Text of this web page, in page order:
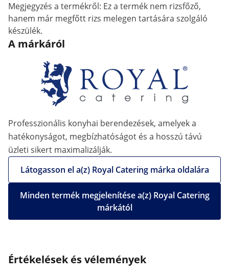
Megjegyzés a termékről: Ez a termék nem rizsfőző,
hanem már megfőtt rizs melegen tartására szolgáló
készülék.
A márkáról
Professzionális konyhai berendezések, amelyek a
hatékonyságot, megbízhatóságot és a hosszú távú
üzleti sikert maximalizálják.
Látogasson el a(z) Royal Catering márka oldalára
Minden termék megjelenítése a(z) Royal Catering
márkától
Értékelések és vélemények